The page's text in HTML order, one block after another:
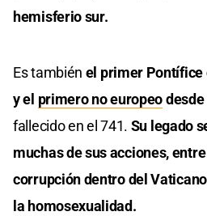
hemisferio sur.
Es también el primer
y el primero no europeo
fallecido en el 741. Su legado
muchas de sus acciones,
corrupción dentro del
la homosexualidad.